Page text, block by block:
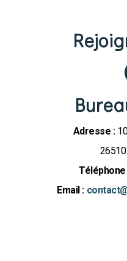
Adresse :
Téléphone
Email :